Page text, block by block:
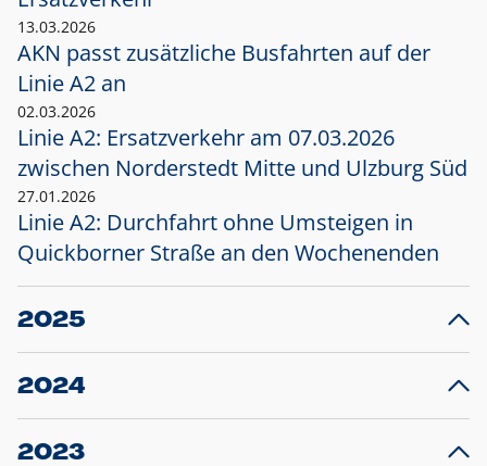
13.03.2026
AKN passt zusätzliche Busfahrten auf der
Linie A2 an
02.03.2026
Linie A2: Ersatzverkehr am 07.03.2026
zwischen Norderstedt Mitte und Ulzburg Süd
27.01.2026
Linie A2: Durchfahrt ohne Umsteigen in
Quickborner Straße an den Wochenenden
2025
23.12.2025
Projekt S5: Start der Bauarbeiten am
2024
10.12.2024
Großprojekt S5: Sperrung der Bahnstraße in
2023